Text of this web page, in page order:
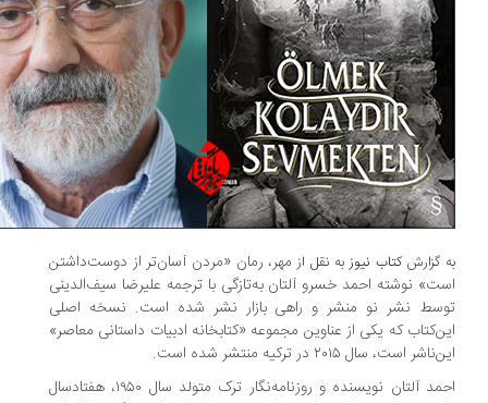
گزارش کتاب نیوز به نقل ازمهر، رمان «مردن آسان‌تر از دوست‌داشتن
نوشته احمد خسرو آلتان به‌تازگی با ترجمه علیرضا سیف‌الدینی
نشر نو منشر و راهی بازار نشر شده است. نسخه اصلی
که یکی از عناوین مجموعه «کتابخانه ادبیات داستانی معاصر»
است، سال ۲۰۱۵ در ترکیه منتشر شده است.
احمد آلتان نویسنده و روزنامه‌نگار ترک متولد سال ۱۹۵۰، هفتادسال